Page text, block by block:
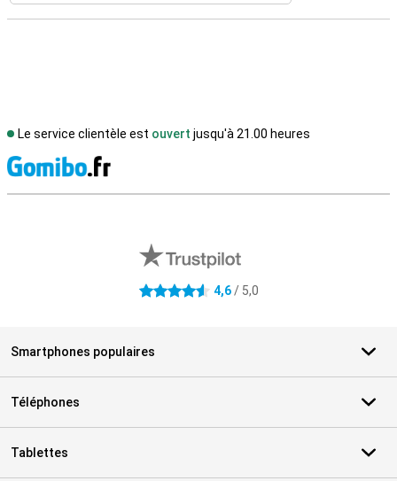
Le service clientèle est ouvert jusqu'à 21.00 heures
4.6 étoiles 4,6/ 5,0
Smartphones populaires
Téléphones
Tablettes